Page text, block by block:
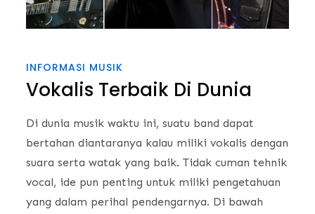
INFORMASI MUSIK
Vokalis Terbaik Di Dunia
Di dunia musik waktu ini, suatu band dapat
bertahan diantaranya kalau miliki vokalis dengan
suara serta watak yang baik. Tidak cuman tehnik
vocal, ide pun penting untuk miliki pengetahuan
yang dalam perihal pendengarnya. Di bawah